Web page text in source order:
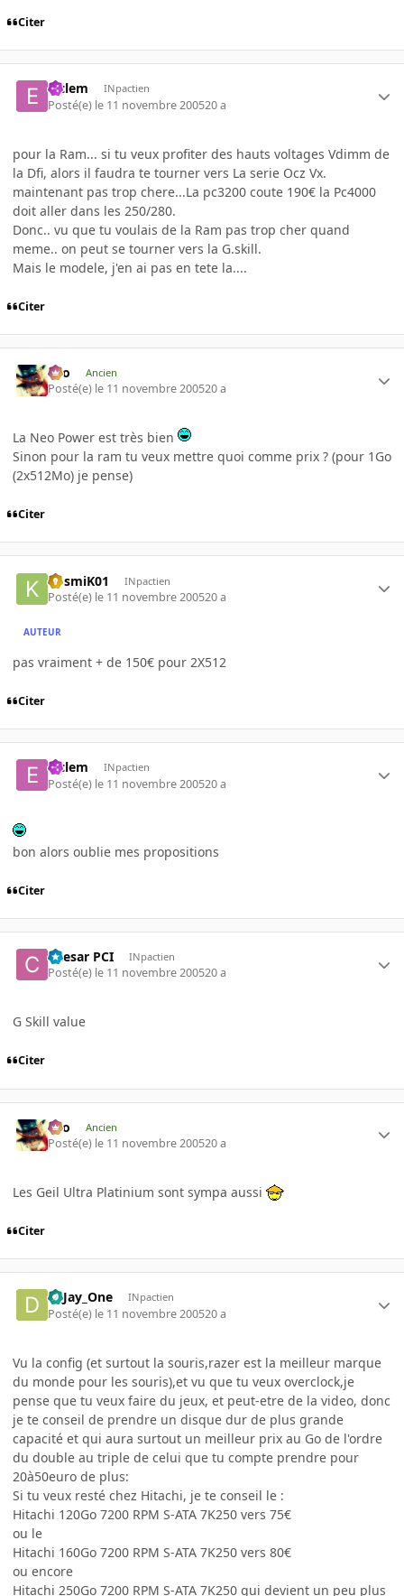
Citer
elclem INpactien
Posté(e) le 11 novembre 200520 a
pour la Ram... si tu veux profiter des hauts voltages Vdimm de
la Dfi, alors il faudra te tourner vers La serie Ocz Vx.
maintenant pas trop chere...La pc3200 coute 190€ la Pc4000
doit aller dans les 250/280.
Donc.. vu que tu voulais de la Ram pas trop cher quand
meme.. on peut se tourner vers la G.skill.
Mais le modele, j'en ai pas en tete la....
Citer
eYo Ancien
Posté(e) le 11 novembre 200520 a
La Neo Power est très bien
Sinon pour la ram tu veux mettre quoi comme prix ? (pour 1Go
(2x512Mo) je pense)
Citer
KosmiK01 INpactien
Posté(e) le 11 novembre 200520 a
AUTEUR
pas vraiment + de 150€ pour 2X512
Citer
elclem INpactien
Posté(e) le 11 novembre 200520 a
bon alors oublie mes propositions
Citer
Caesar PCI INpactien
Posté(e) le 11 novembre 200520 a
G Skill value
Citer
eYo Ancien
Posté(e) le 11 novembre 200520 a
Les Geil Ultra Platinium sont sympa aussi
Citer
D_Jay_One INpactien
Posté(e) le 11 novembre 200520 a
Vu la config (et surtout la souris,razer est la meilleur marque
du monde pour les souris),et vu que tu veux overclock,je
pense que tu veux faire du jeux, et peut-etre de la video, donc
je te conseil de prendre un disque dur de plus grande
capacité et qui aura surtout un meilleur prix au Go de l'ordre
du double au triple de celui que tu compte prendre pour
20à50euro de plus:
Si tu veux resté chez Hitachi, je te conseil le :
Hitachi 120Go 7200 RPM S-ATA 7K250 vers 75€
ou le
Hitachi 160Go 7200 RPM S-ATA 7K250 vers 80€
ou encore
Hitachi 250Go 7200 RPM S-ATA 7K250 qui devient un peu plus